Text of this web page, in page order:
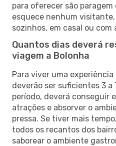
para oferecer são
esquece nenhum
sozinhos, em casal ou com
Quantos dias deverá
viagem a Bolonha
Para viver uma
deverão ser suficientes 3 a
período, deverá conseguir
atrações e absorver o
pressa. Se tiver mais
todos os recantos dos
saborear o ambiente